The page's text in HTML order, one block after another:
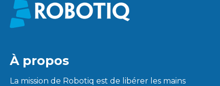
À propos
La mission de Robotiq est de libérer les mains